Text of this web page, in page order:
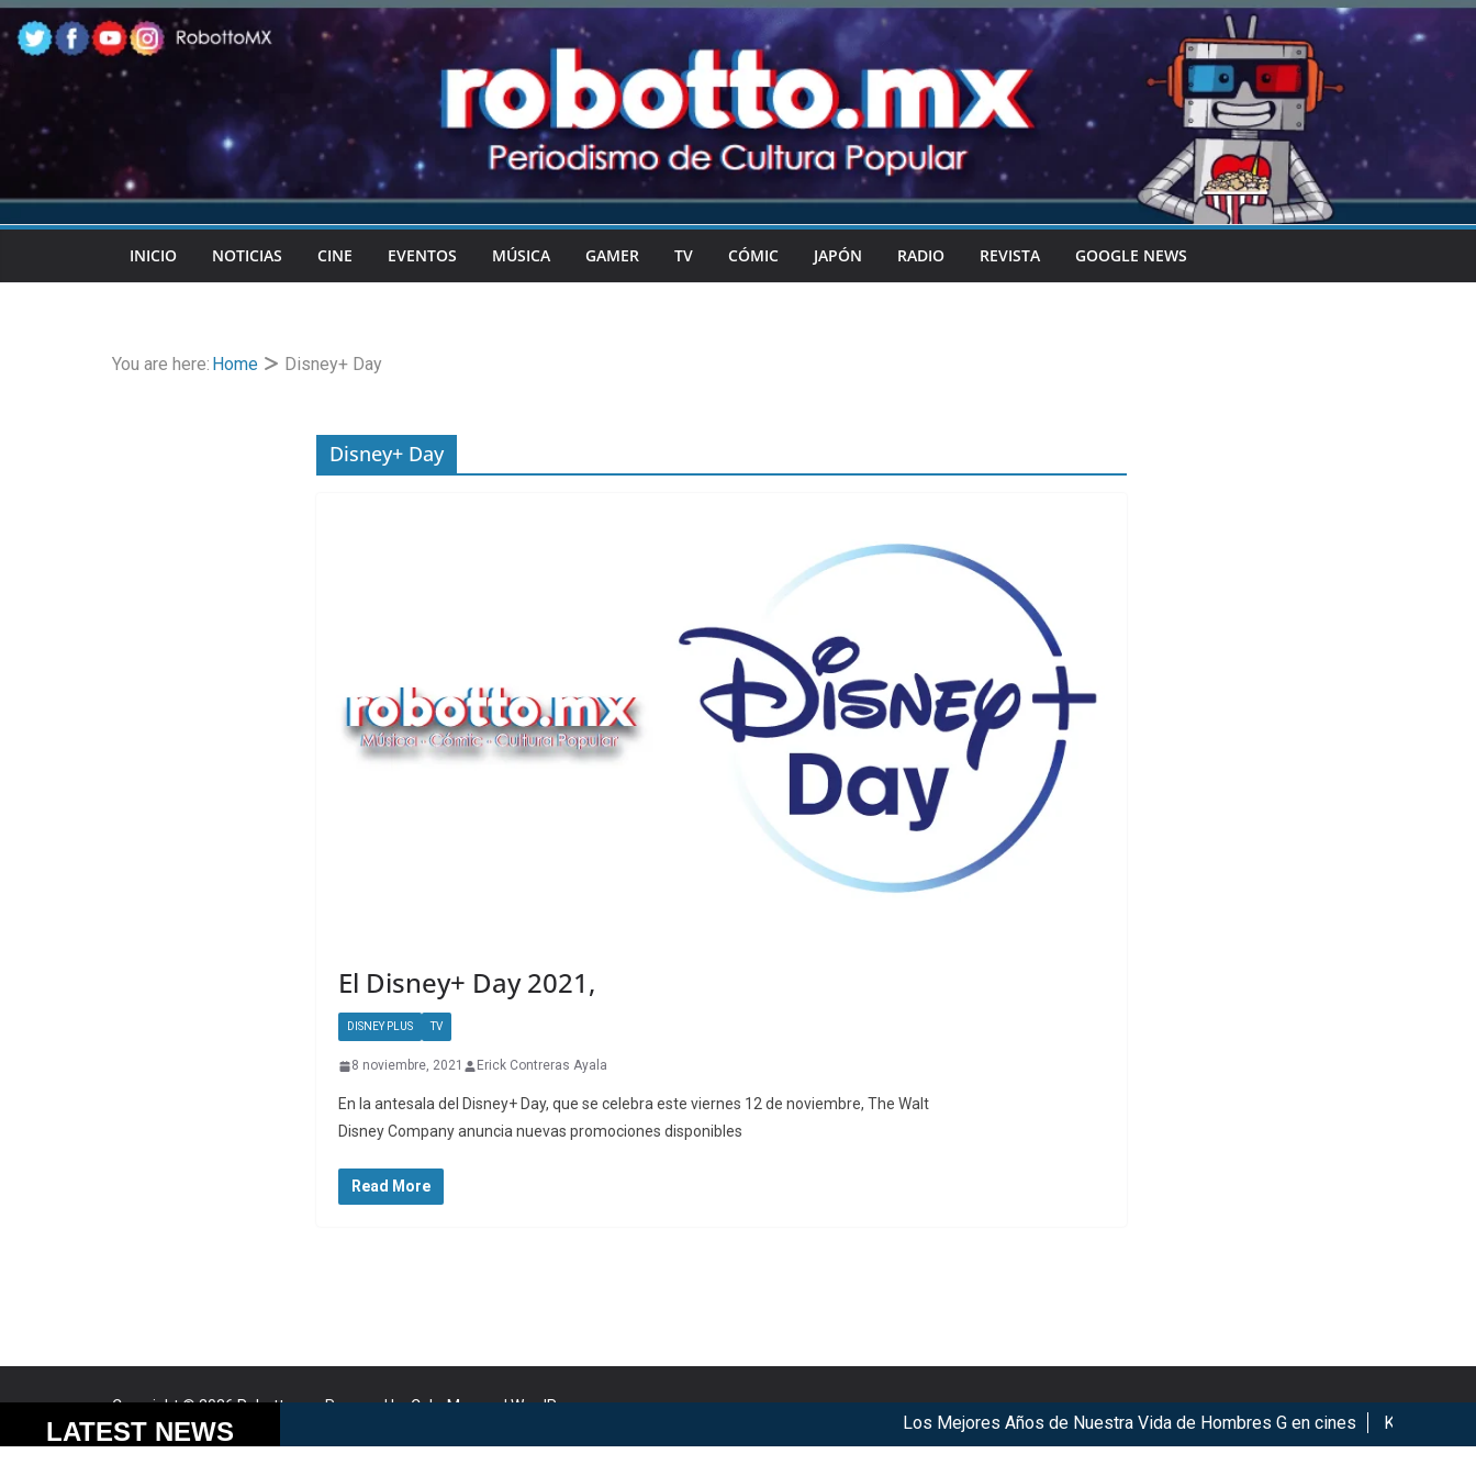
Skip
to
content
INICIO NOTICIAS CINE EVENTOS MÚSICA GAMER TV CÓMIC JAPÓN RADIO REVISTA GOOGLE NEWS
You are here: Home Disney+ Day
Disney+ Day
El Disney+ Day 2021,
DISNEY PLUS TV
8 noviembre, 2021 Erick Contreras Ayala
En la antesala del Disney+ Day, que se celebra este viernes 12 de noviembre, The Walt
Disney Company anuncia nuevas promociones disponibles
Read More
Copyright © 2026Robotto.mx. Powered byColorMagandWordPress.
LATEST NEWS Los Mejores Años de Nuestra Vida de Hombres G en cines KyoMAF 2026:
Cookies help us deliver our services. By using our services, you agree to our use of cookies. Got it